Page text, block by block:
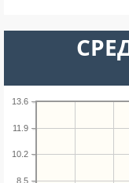
8.5
10.2
11.9
13.6